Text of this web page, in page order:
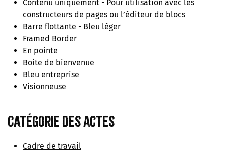
Contenu uniquement - Pour utilisation avec les
constructeurs de pages ou l’éditeur de blocs
Barre flottante - Bleu léger
Framed Border
En pointe
Boite de bienvenue
Bleu entreprise
Visionneuse
Catégorie des actes
Cadre de travail